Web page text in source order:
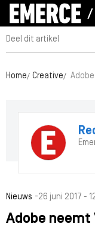
Deel dit artikel
Home Creative
Nieuws -26 juni 2017 -
Adobe neemt